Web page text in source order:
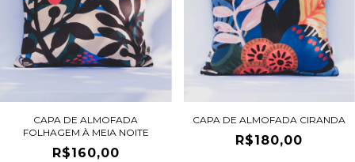
CAPA DE ALMOFADA
FOLHAGEM À MEIA NOITE
R$160,00
CAPA DE ALMOFADA CIRANDA
R$180,00